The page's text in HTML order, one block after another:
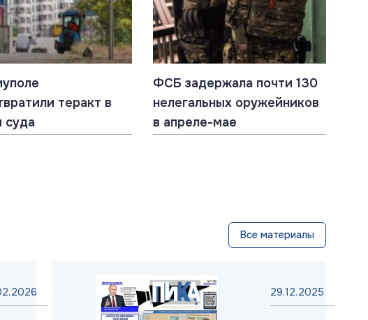
теракт в
суда
ФСБ задержала почти 130
нелегальных оружейников
в апреле-мае
Все материалы
29.12.2025